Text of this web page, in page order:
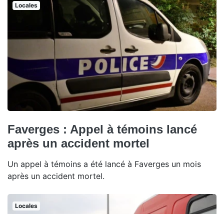
Locales
Faverges : Appel à témoins lancé
après un accident mortel
Un appel à témoins a été lancé à Faverges un mois
après un accident mortel.
Locales